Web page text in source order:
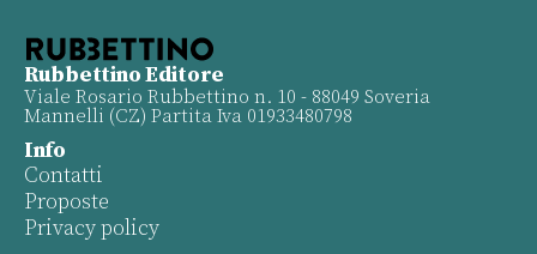
Rubbettino Editore
Viale Rosario Rubbettino n. 10 - 88049 Soveria
Mannelli (CZ) Partita Iva 01933480798
Info
Contatti
Proposte
Privacy policy